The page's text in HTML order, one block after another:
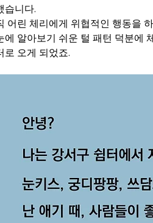
습니다.
어린 체리에게 위협적인 행동을
에 알아보기 쉬운 털 패턴 덕분에
로 오게 되었죠.